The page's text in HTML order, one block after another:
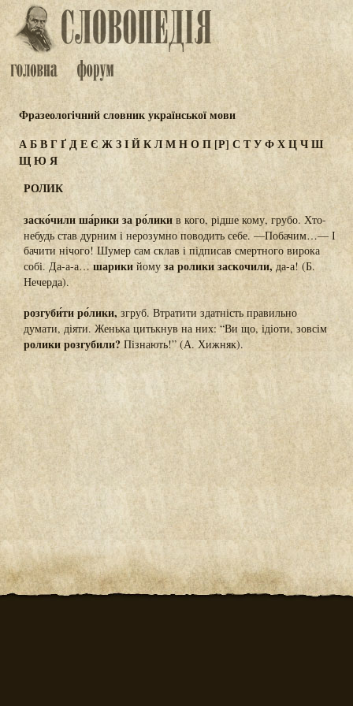
Фразеологічний словник української мови
АБВГҐДЕЄ ЖЗІЙКЛМНОП[Р] С ТУФХЦЧШ
ЩЮ Я
РОЛИК
заско́чили ша́рики за ро́лики в кого, рідше кому, грубо. Хто-
небудь став дурним і нерозумно поводить себе. —Побачим…— І
бачити нічого! Шумер сам склав і підписав смертного вирока
собі. Да-а-а…шарикийому за ролики заскочили,да-а! (Б.
Нечерда).
розгуби́ти ро́лики, згруб. Втратити здатність правильно
думати, діяти. Женька цитькнув на них: “Ви що, ідіоти, зовсім
ролики розгубили?Пізнають!” (А. Хижняк).